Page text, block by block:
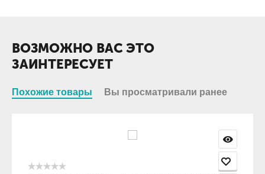
ВОЗМОЖНО ВАС ЭТО
ЗАИНТЕРЕСУЕТ
Похожие товары Вы просматривали ранее